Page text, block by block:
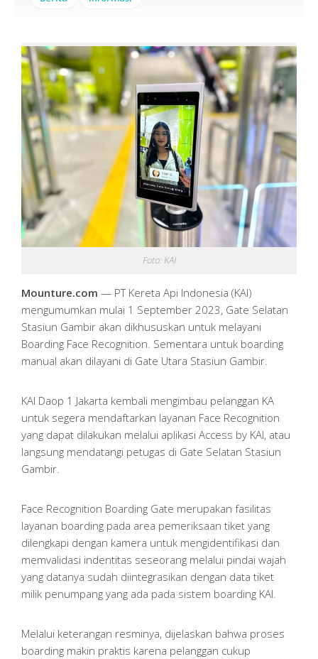
Foto: KAI
Mounture.com — PT Kereta Api Indonesia (KAI)
mengumumkan mulai 1 September 2023, Gate Selatan
Stasiun Gambir akan dikhususkan untuk melayani
Boarding Face Recognition. Sementara untuk boarding
manual akan dilayani di Gate Utara Stasiun Gambir.
KAI Daop 1 Jakarta kembali mengimbau pelanggan KA
untuk segera mendaftarkan layanan Face Recognition
yang dapat dilakukan melalui aplikasi Access by KAI, atau
langsung mendatangi petugas di Gate Selatan Stasiun
Gambir.
Face Recognition Boarding Gate merupakan fasilitas
layanan boarding pada area pemeriksaan tiket yang
dilengkapi dengan kamera untuk mengidentifikasi dan
memvalidasi indentitas seseorang melalui pindai wajah
yang datanya sudah diintegrasikan dengan data tiket
milik penumpang yang ada pada sistem boarding KAI.
Melalui keterangan resminya, dijelaskan bahwa proses
boarding makin praktis karena pelanggan cukup